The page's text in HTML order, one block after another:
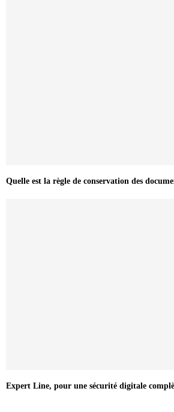
Quelle est la règle de conservation des
Expert Line, pour une sécurité digitale